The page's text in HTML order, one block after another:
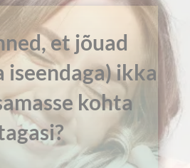
et jõuad
iseendaga) ikka
kohta